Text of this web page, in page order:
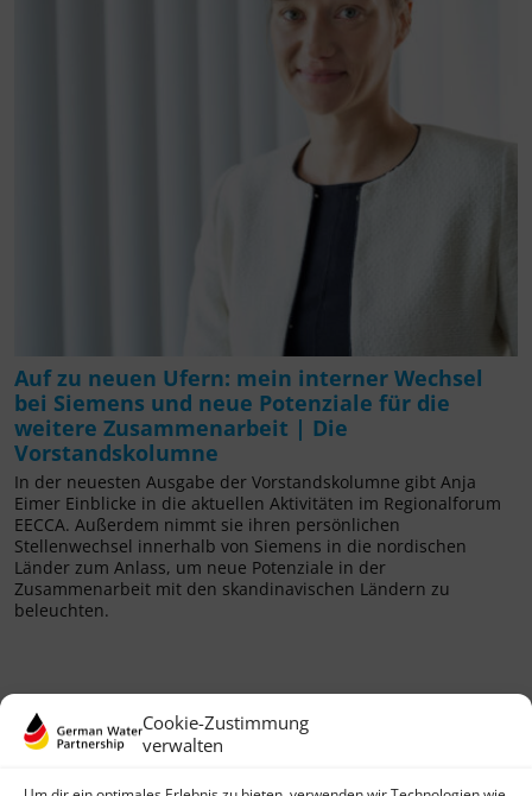
Cookie-Zustimmung
verwalten
Auf zu neuen Ufern: mein interner Wechsel
bei Siemens und neue Potenziale für die
weitere Zusammenarbeit | Die
Vorstandskolumne
In der neuesten Ausgabe der Vorstandskolumne gibt Anja
Eimer Einblicke in die aktuellen Aktivitäten im Regionalforum
EECCA. Außerdem nimmt sie ihren persönlichen
Stellenwechsel innerhalb von Siemens in die nordischen
Länder zum Anlass, um neue Potenziale in der
Zusammenarbeit mit den skandinavischen Ländern zu
beleuchten.